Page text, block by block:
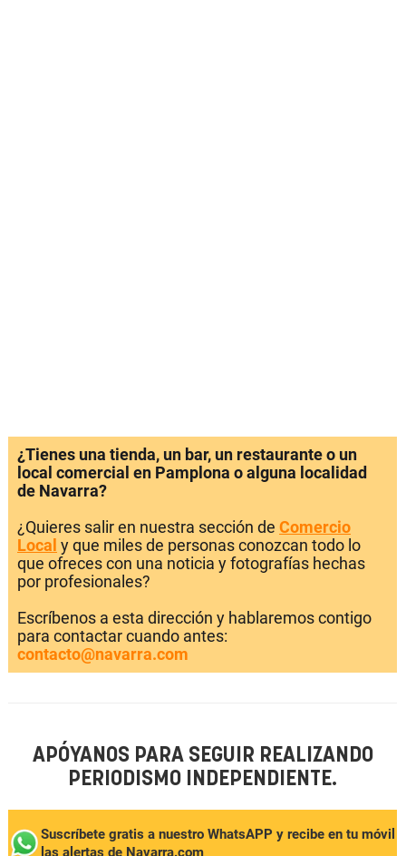
¿Tienes una tienda, un bar, un restaurante o un
local comercial en Pamplona o alguna localidad
de Navarra?
¿Quieres salir en nuestra sección de Comercio
Local y que miles de personas conozcan todo lo
que ofreces con una noticia y fotografías hechas
por profesionales?
Escríbenos a esta dirección y hablaremos contigo
para contactar cuando antes:
contacto@navarra.com
APÓYANOS PARA SEGUIR REALIZANDO
PERIODISMO INDEPENDIENTE.
Suscríbete gratis a nuestro WhatsAPP y recibe en tu móvil
las alertas de Navarra.com